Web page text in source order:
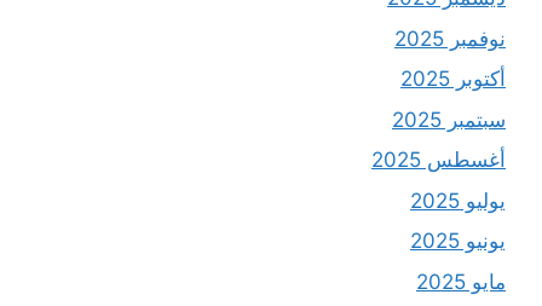
نوفمبر 2025
أكتوبر 2025
سبتمبر 2025
أغسطس 2025
يوليو 2025
يونيو 2025
مايو 2025